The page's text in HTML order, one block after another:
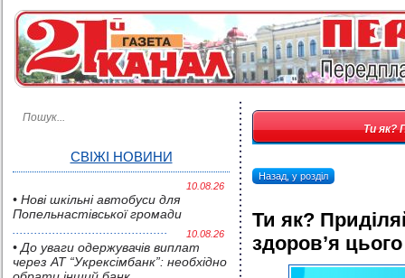
СВІЖІ НОВИНИ
10.08.26
• Нові шкільні автобуси для
Попельнастівської громади
10.08.26
• До уваги одержувачів виплат
через АТ “Укрексімбанк”: необхідно
Ти як?
Назад, у розділ
Ти як?
здоров’я